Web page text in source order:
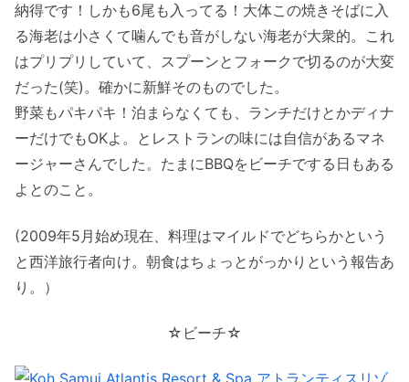
納得です！しかも6尾も入ってる！大体この焼きそばに入
る海老は小さくて噛んでも音がしない海老が大衆的。これ
はプリプリしていて、スプーンとフォークで切るのが大変
だった(笑)。確かに新鮮そのものでした。
野菜もパキパキ！泊まらなくても、ランチだけとかディナ
ーだけでもOKよ。とレストランの味には自信があるマネ
ージャーさんでした。たまにBBQをビーチでする日もある
よとのこと。
(2009年5月始め現在、料理はマイルドでどちらかという
と西洋旅行者向け。朝食はちょっとがっかりという報告あ
り。）
☆ビーチ☆